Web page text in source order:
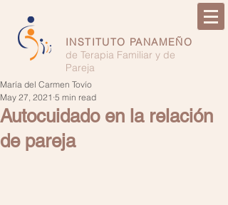
INSTITUTO PANAMEÑO
de Terapia Familiar y de
Pareja
Autocuidado en la relación
de pareja
María del Carmen Tovío
May 27, 2021 5 min read